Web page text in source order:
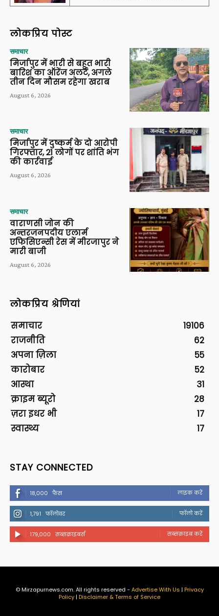
लोकप्रिय पोस्ट
समाचार
मिर्जापुर में भारी से बहुत भारी
बारिश का ऑरेंज अलर्ट, अगले
तीन दिन मौसम रहेगा खराब
August 6, 2026
समाचार
मिर्जापुर में दुष्कर्म के दो आरोपी
गिरफ्तार, 21 लोगों पर शांति भंग
की कार्रवाई
August 6, 2026
समाचार
वाराणसी जोन की
अन्तरजनपदीय एलार्म
एफिसिएन्सी रेस में मीरजापुर ने
मारी बाजी
August 6, 2026
लोकप्रिय श्रेणियां
समाचार
19106
राजनीति
62
अपना ज़िला
55
कारोबार
52
आस्था
31
क्राइम ब्यूरो
28
ज़रा इधर भी
17
स्वास्थ्य
17
STAY CONNECTED
18,000 फैंस लाइक करें
1,791 फॉलोवर फॉलो करें
179,000 सब्सक्राइबर्स सब्सक्राइब करें
© Mirzapurnews.com. All rights reserved - Advertise With Us | Privacy
Policy| Disclaimer & Terms of Service